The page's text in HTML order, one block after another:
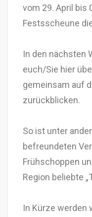
vom 29. April bis
Festsscheune
In den nächsten
euch/Sie hier
gemeinsam auf
zurückblicken.
So ist unter
befreundeten
Frühschoppen
Region beliebte
In Kürze werden